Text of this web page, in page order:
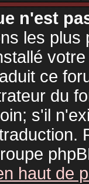
n'est
les plus
ce
du
s'il
haut de